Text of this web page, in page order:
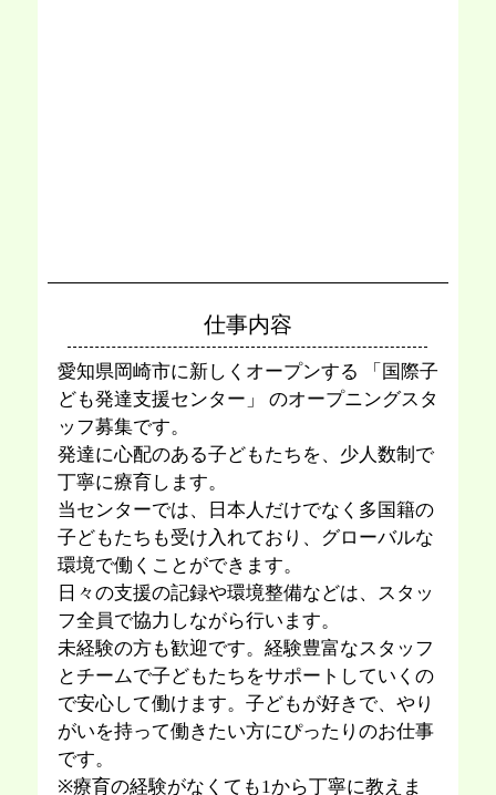
仕事内容
愛知県岡崎市に新しくオープンする 「国際子
ども発達支援センター」 のオープニングスタ
ッフ募集です。
発達に⼼配のある⼦どもたちを、少⼈数制で
丁寧に療育します。
当センターでは、⽇本⼈だけでなく多国籍の
⼦どもたちも受け⼊れており、グローバルな
環境で働くことができます。
⽇々の⽀援の記録や環境整備などは、スタッ
フ全員で協⼒しながら⾏います。
未経験の⽅も歓迎です。経験豊富なスタッフ
とチームで⼦どもたちをサポートしていくの
で安⼼して働けます。⼦どもが好きで、やり
がいを持って働きたい⽅にぴったりのお仕事
です。
※療育の経験がなくても1から丁寧に教えま